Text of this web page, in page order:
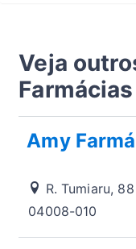
Veja
Amy
R. Tumiaru,
04008-010